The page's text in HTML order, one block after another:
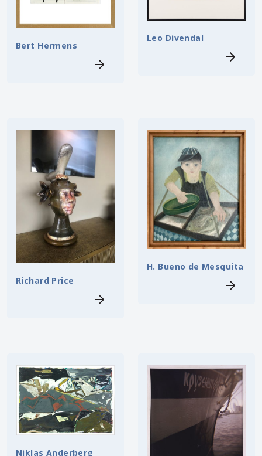
Bert Hermens
Leo Divendal
Richard Price
H. Bueno de Mesquita
Niklas Anderberg